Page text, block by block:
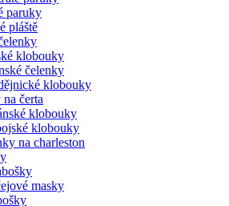
paruky
pláště
klobouky
čelenky
klobouky
čerta
klobouky
klobouky
na charleston
masky